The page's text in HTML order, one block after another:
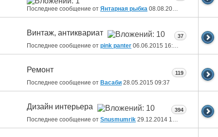
Последнее сообщение от Янтарная рыбка 08.08.2016
Винтаж, антиквариат
Последнее сообщение от pink panter 06.06.2015 16:08
37
Ремонт
Последнее сообщение от Васаби 28.05.2015 09:37
119
Дизайн интерьера
Последнее сообщение от Snusmumrik 29.12.2014 10:36
394